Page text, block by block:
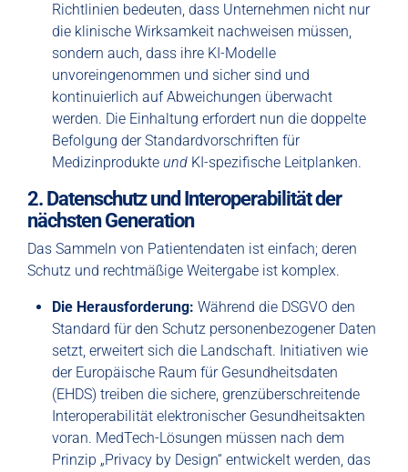
Richtlinien bedeuten, dass Unternehmen nicht nur
die klinische Wirksamkeit nachweisen müssen,
sondern auch, dass ihre KI-Modelle
unvoreingenommen und sicher sind und
kontinuierlich auf Abweichungen überwacht
werden. Die Einhaltung erfordert nun die doppelte
Befolgung der Standardvorschriften für
Medizinprodukteund KI-spezifische Leitplanken.
2. Datenschutz und Interoperabilität der
nächsten Generation
Das Sammeln von Patientendaten ist einfach; deren
Schutz und rechtmäßige Weitergabe ist komplex.
Die Herausforderung: Während die DSGVO den
Standard für den Schutz personenbezogener Daten
setzt, erweitert sich die Landschaft. Initiativen wie
der Europäische Raum für Gesundheitsdaten
(EHDS) treiben die sichere, grenzüberschreitende
Interoperabilität elektronischer Gesundheitsakten
voran. MedTech-Lösungen müssen nach dem
Prinzip „Privacy by Design“ entwickelt werden, das